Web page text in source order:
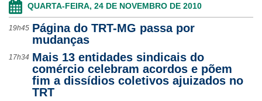
QUARTA-FEIRA, 24 DE NOVEMBRO DE 2010
19h45 Página do TRT-MG passa por
mudanças
17h34 Mais 13 entidades sindicais do
comércio celebram acordos e põem
fim a dissídios coletivos ajuizados no
TRT